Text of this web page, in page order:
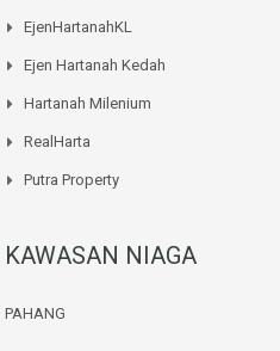
EjenHartanahKL
Ejen Hartanah Kedah
Hartanah Milenium
RealHarta
Putra Property
KAWASAN NIAGA
PAHANG